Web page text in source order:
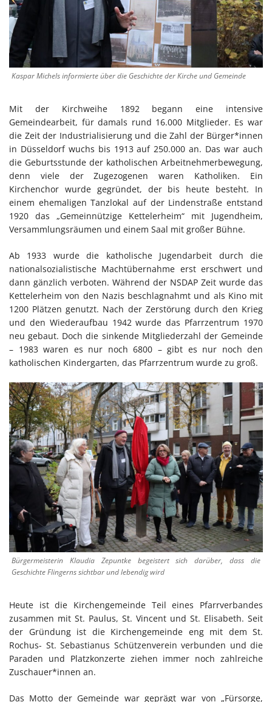
Kaspar Michels informierte über die Geschichte der Kirche und Gemeinde
Mit der Kirchweihe 1892 begann eine intensive
Gemeindearbeit, für damals rund 16.000 Mitglieder. Es war
die Zeit der Industrialisierung und die Zahl der Bürger*innen
in Düsseldorf wuchs bis 1913 auf 250.000 an. Das war auch
die Geburtsstunde der katholischen Arbeitnehmerbewegung,
denn viele der Zugezogenen waren Katholiken. Ein
Kirchenchor wurde gegründet, der bis heute besteht. In
einem ehemaligen Tanzlokal auf der Lindenstraße entstand
1920 das „Gemeinnützige Kettelerheim“ mit Jugendheim,
Versammlungsräumen und einem Saal mit großer Bühne.
Ab 1933 wurde die katholische Jugendarbeit durch die
nationalsozialistische Machtübernahme erst erschwert und
dann gänzlich verboten. Während der NSDAP Zeit wurde das
Kettelerheim von den Nazis beschlagnahmt und als Kino mit
1200 Plätzen genutzt. Nach der Zerstörung durch den Krieg
und den Wiederaufbau 1942 wurde das Pfarrzentrum 1970
neu gebaut. Doch die sinkende Mitgliederzahl der Gemeinde
– 1983 waren es nur noch 6800 – gibt es nur noch den
katholischen Kindergarten, das Pfarrzentrum wurde zu groß.
Bürgermeisterin Klaudia Zepuntke begeistert sich darüber, dass die
Geschichte Flingerns sichtbar und lebendig wird
Heute ist die Kirchengemeinde Teil eines Pfarrverbandes
zusammen mit St. Paulus, St. Vincent und St. Elisabeth. Seit
der Gründung ist die Kirchengemeinde eng mit dem St.
Rochus- St. Sebastianus Schützenverein verbunden und die
Paraden und Platzkonzerte ziehen immer noch zahlreiche
Zuschauer*innen an.
Das Motto der Gemeinde war geprägt war von „Fürsorge,